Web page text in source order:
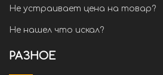
Не устраивает цена на товар?
Не нашел что искал?
РАЗНОЕ